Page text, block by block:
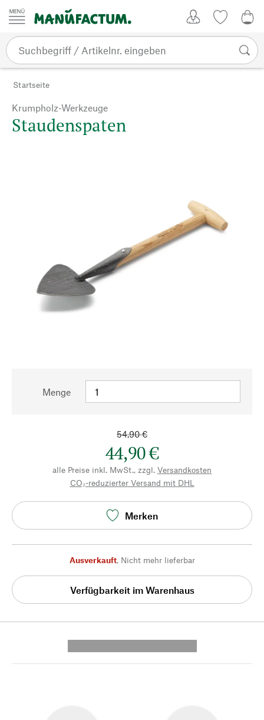
Zum Inhalt springen
Startseite
Krumpholz-Werkzeuge
Staudenspaten
Menge
54,90 €
44,90 €
alle Preise inkl. MwSt., zzgl. Versandkosten
CO₂-reduzierter Versand mit DHL
Merken
Ausverkauft, Nicht mehr lieferbar
Verfügbarkeit im Warenhaus